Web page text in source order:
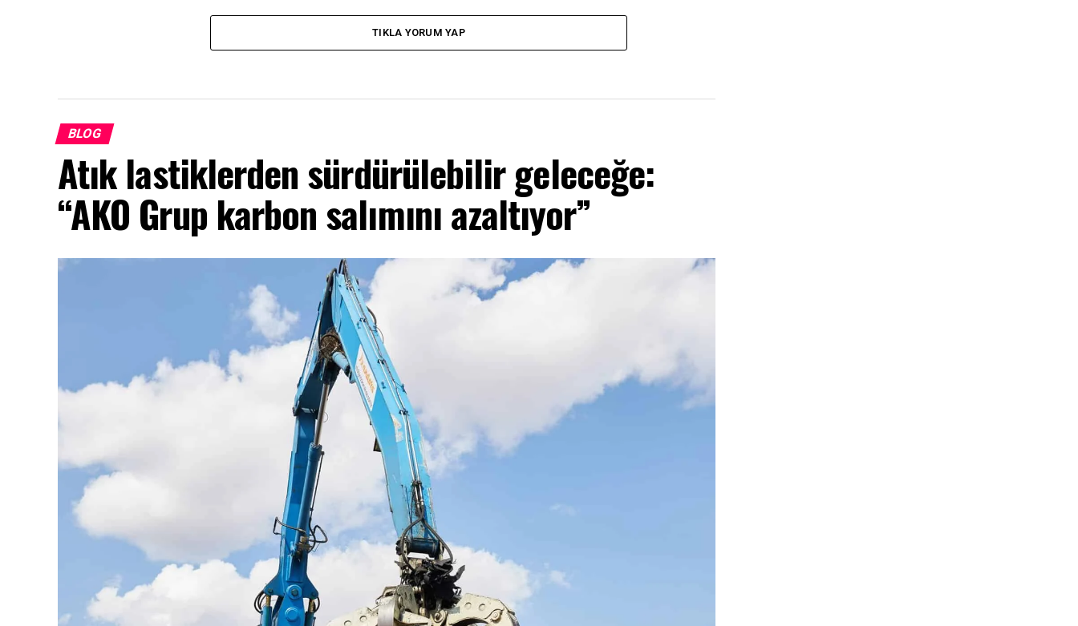
TIKLA YORUM YAP
BLOG
Atık lastiklerden sürdürülebilir geleceğe:
“AKO Grup karbon salımını azaltıyor”